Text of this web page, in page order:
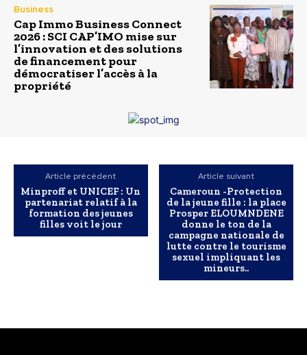
Business
Cap Immo Business Connect
2026 : SCI CAP’IMO mise sur
l’innovation et des solutions
de financement pour
démocratiser l’accès à la
propriété
Article précédent
Minproff et UNICEF : Un
partenariat relatif à la
formation des jeunes
filles voit le jour
Article suivant
Cameroun -Protection
de la jeune fille : la place
Prosper ELOUMNDENE
donne le ton de la
campagne nationale de
lutte contre le tourisme
sexuel impliquant les
mineurs..